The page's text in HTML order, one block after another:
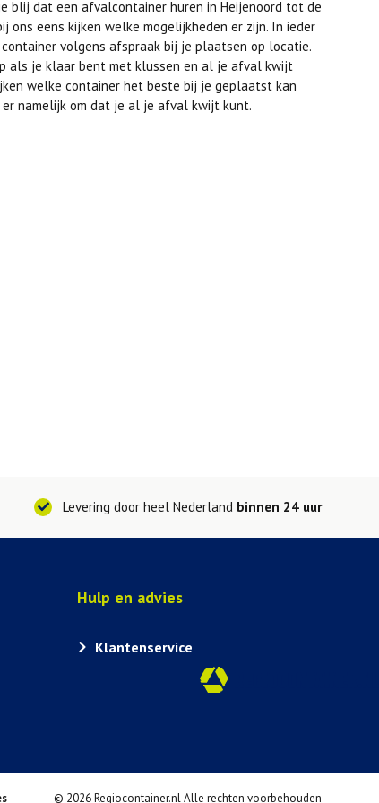
blij dat een afvalcontainer huren in Heijenoord tot de
ons eens kijken welke mogelijkheden er zijn. In ieder
volgens afspraak bij je plaatsen op locatie.
als je klaar bent met klussen en al je afval kwijt
welke container het beste bij je geplaatst kan
namelijk om dat je al je afval kwijt kunt.
Levering door heel Nederland binnen 24 uur
Hulp en advies
Klantenservice
© 2026 Regiocontainer.nl Alle rechten voorbehouden